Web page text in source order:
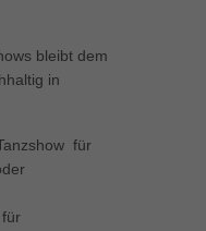
bleibt dem
in
für
Medien akzeptiert
manuellen Einwilligung